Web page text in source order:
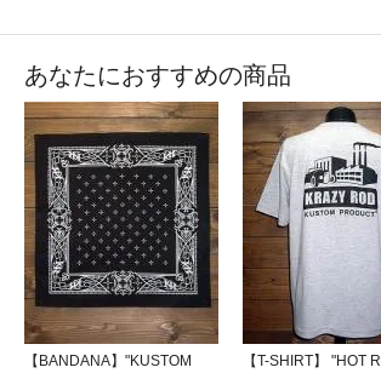
あなたにおすすめの商品
【BANDANA】"KUSTOM
【T-SHIRT】 "HOT